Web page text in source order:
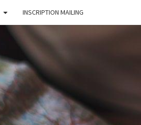
INSCRIPTION MAILING